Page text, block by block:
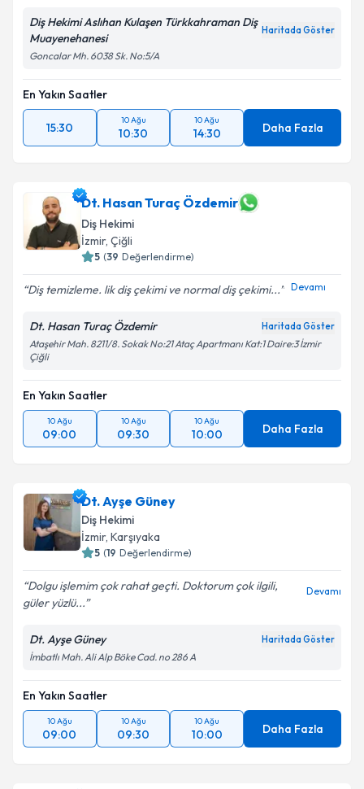
Diş Hekimi Aslıhan Kulaşen Türkkahraman Diş
Muayenehanesi
Haritada Göster
Goncalar Mh. 6038 Sk. No:5/A
En Yakın Saatler
15:30
10 Ağu
10:30
10 Ağu
14:30 Daha Fazla
Dt. Hasan Turaç Özdemir
Diş Hekimi
İzmir, Çiğli
5 (39 Değerlendirme)
Diş temizleme. lik diş çekimi ve normal diş çekimi... Devamı
Dt. Hasan Turaç Özdemir Haritada Göster
Ataşehir Mah. 8211/8. Sokak No:21 Ataç Apartmanı Kat:1 Daire:3 İzmir
Çiğli
En Yakın Saatler
10 Ağu
09:00
10 Ağu
09:30
10 Ağu
10:00 Daha Fazla
Dt. Ayşe Güney
Diş Hekimi
İzmir, Karşıyaka
5 (19 Değerlendirme)
Dolgu işlemim çok rahat geçti. Doktorum çok ilgili,
güler yüzlü...
Devamı
Dt. Ayşe Güney Haritada Göster
İmbatlı Mah. Ali Alp Böke Cad. no 286 A
En Yakın Saatler
10 Ağu
09:00
10 Ağu
09:30
10 Ağu
10:00 Daha Fazla